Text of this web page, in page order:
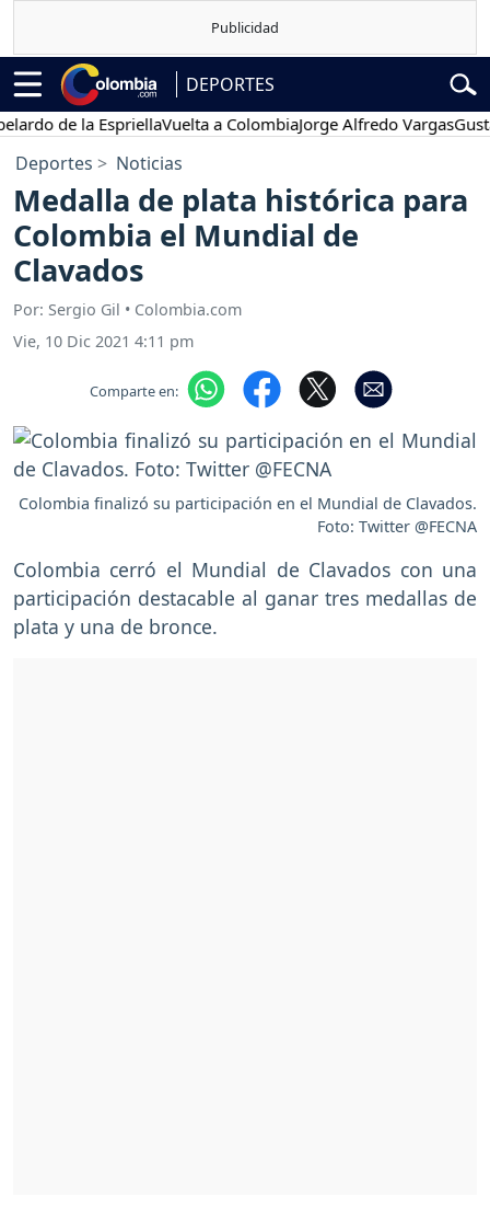
DEPORTES
de la EspriellaVuelta a ColombiaJorge Alfredo VargasGustavo
Deportes Noticias
Medalla de plata histórica para
Colombia el Mundial de
Clavados
Por: Sergio Gil • Colombia.com
Vie, 10 Dic 2021 4:11 pm
Comparte en:
Colombia finalizó su participación en el Mundial de Clavados.
Foto: Twitter @FECNA
Colombia cerró el Mundial de Clavados con una
participación destacable al ganar tres medallas de
plata y una de bronce.